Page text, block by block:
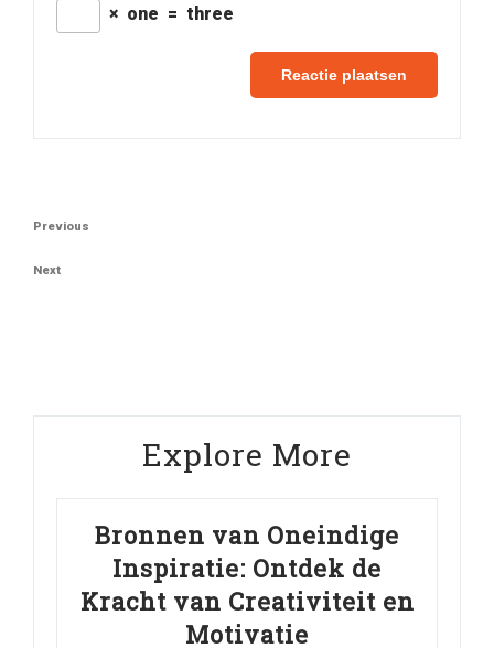
× one = three
Berichtnavigatie
Previous
Previous
Next
Next
Explore More
Bronnen van Oneindige
Inspiratie: Ontdek de
Kracht van Creativiteit en
Motivatie